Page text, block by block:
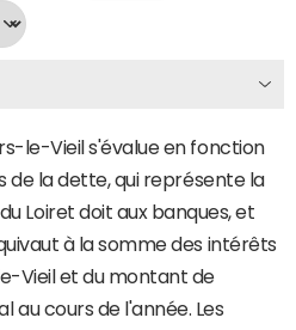
le-Vieil s'évalue en fonction
de la dette, qui représente la
Loiret doit aux banques, et
à la somme des intérêts
Vieil et du montant de
au cours de l'année. Les